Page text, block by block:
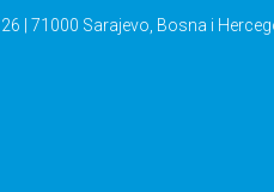
| 71000 Sarajevo, Bosna i